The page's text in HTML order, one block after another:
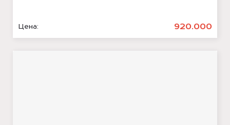
Цена: 920.000